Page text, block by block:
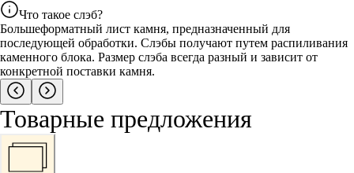
Что такое слэб?
Большеформатный лист камня, предназначенный для
последующей обработки. Слэбы получают путем распиливания
каменного блока. Размер слэба всегда разный и зависит от
конкретной поставки камня.
Товарные предложения